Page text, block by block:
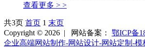
查看更多 > >
共3页 首页 1 末页
Copyright © 2026 |
网站备案：
鄂ICP备
企业高端网站制作-网站设计-网站定制-